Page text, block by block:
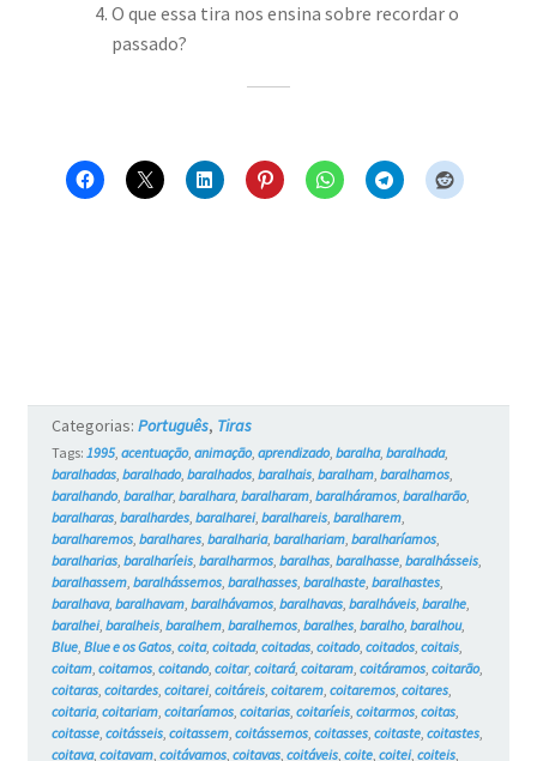
O que essa tira nos ensina sobre recordar o
passado?
Categorias: Português, Tiras
Tags: 1995, acentuação, animação, aprendizado, baralha, baralhada,
baralhadas, baralhado, baralhados, baralhais, baralham, baralhamos,
baralhando, baralhar, baralhara, baralharam, baralháramos, baralharão,
baralharas, baralhardes, baralharei, baralhareis, baralharem,
baralharemos, baralhares, baralharia, baralhariam, baralharíamos,
baralharias, baralharíeis, baralharmos, baralhas, baralhasse, baralhásseis,
baralhassem, baralhássemos, baralhasses, baralhaste, baralhastes,
baralhava, baralhavam, baralhávamos, baralhavas, baralháveis, baralhe,
baralhei, baralheis, baralhem, baralhemos, baralhes, baralho, baralhou,
Blue, Blue e os Gatos, coita, coitada, coitadas, coitado, coitados, coitais,
coitam, coitamos, coitando, coitar, coitará, coitaram, coitáramos, coitarão,
coitaras, coitardes, coitarei, coitáreis, coitarem, coitaremos, coitares,
coitaria, coitariam, coitaríamos, coitarias, coitaríeis, coitarmos, coitas,
coitasse, coitásseis, coitassem, coitássemos, coitasses, coitaste, coitastes,
coitava, coitavam, coitávamos, coitavas, coitáveis, coite, coitei, coiteis,